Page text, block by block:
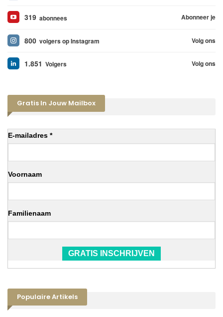
319 abonnees Abonneer je
800 volgers op Instagram Volg ons
1.851 Volgers Volg ons
Gratis In Jouw Mailbox
E-mailadres *
Voornaam
Familienaam
GRATIS INSCHRIJVEN
Populaire Artikels